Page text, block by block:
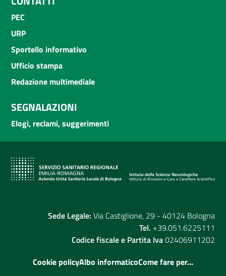
PEC
URP
Sportello informativo
Ufficio stampa
Redazione multimediale
SEGNALAZIONI
Elogi, reclami, suggerimenti
Sede Legale: Via Castiglione, 29 - 40124 Bologna
Tel. +39.051.6225111
Codice fiscale e Partita Iva02406911202
Cookie policyAlbo informaticoCome fare per...